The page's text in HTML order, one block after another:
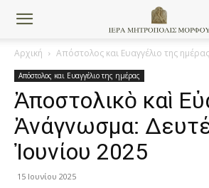
Αρχική Απόστολος και Ευαγγέλιο της ημέρας
Απόστολος και Ευαγγέλιο της ημέρας
Ἀποστολικὸ καὶ
Ἀνάγνωσμα:
Ἰουνίου 2025
15 Ιουνίου 2025